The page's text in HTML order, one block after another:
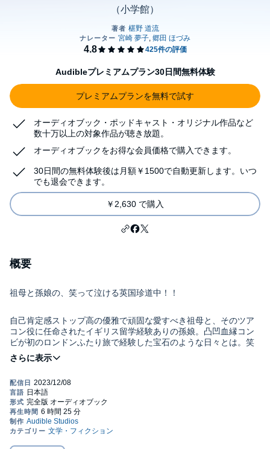
（小学館）
Audibleプレミアムプラン30日間無料体験
プレミアムプランを無料で試す
オーディオブック・ポッドキャスト・オリジナル作品など
数十万以上の対象作品が聴き放題。
オーディオブックをお得な会員価格で購入できます。
30日間の無料体験後は月額￥1500で自動更新します。いつ
でも退会できます。
￥2,630 で購入
概要
祖母と孫娘の、笑って泣ける英国珍道中！！
自己肯定感ストップ高の優雅で頑固な愛すべき祖母と、そのツア
コン役に任命されたイギリス留学経験ありの孫娘。凸凹血縁コン
ビが初のロンドンふたり旅で経験した宝石のような日々とは。笑
って泣ける自伝的エッセイ！